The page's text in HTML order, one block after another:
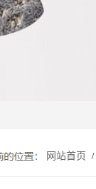
网站首页 /